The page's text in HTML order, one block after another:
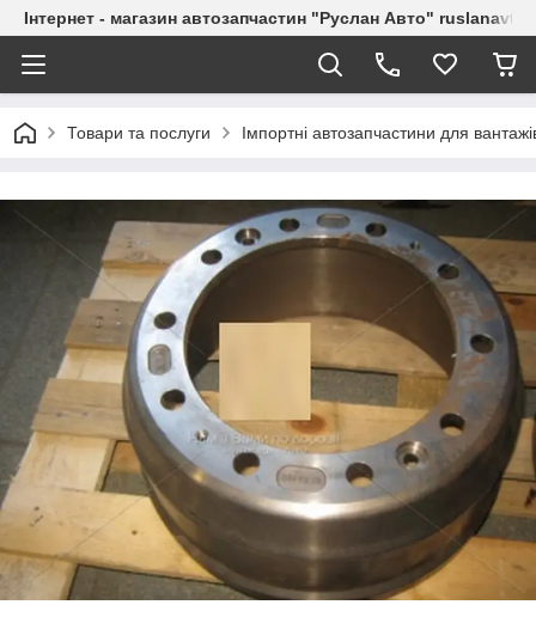
Інтернет - магазин автозапчастин "Руслан Авто"
Товари та послуги Імпортні автозапчастини для